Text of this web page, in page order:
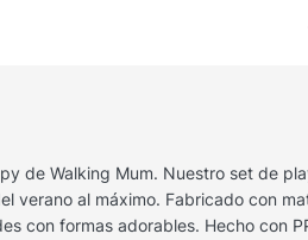
de Walking Mum. Nuestro set de
verano al máximo. Fabricado con
con formas adorables. Hecho con